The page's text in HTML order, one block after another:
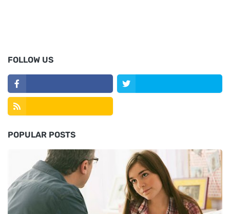
FOLLOW US
POPULAR POSTS